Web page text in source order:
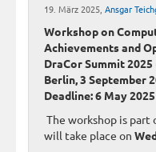
19. März 2025, Ansgar
Workshop on
Achievements and
DraCor Summit 2025
Berlin, 3 September
Deadline: 6 May 2025
The workshop is part
will take place on